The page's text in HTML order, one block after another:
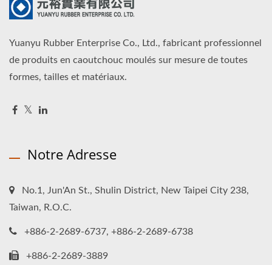
Yuanyu Rubber Enterprise Co., Ltd., fabricant professionnel
de produits en caoutchouc moulés sur mesure de toutes
formes, tailles et matériaux.
Notre Adresse
No.1, Jun'An St., Shulin District, New Taipei City 238,
Taiwan, R.O.C.
+886-2-2689-6737, +886-2-2689-6738
+886-2-2689-3889